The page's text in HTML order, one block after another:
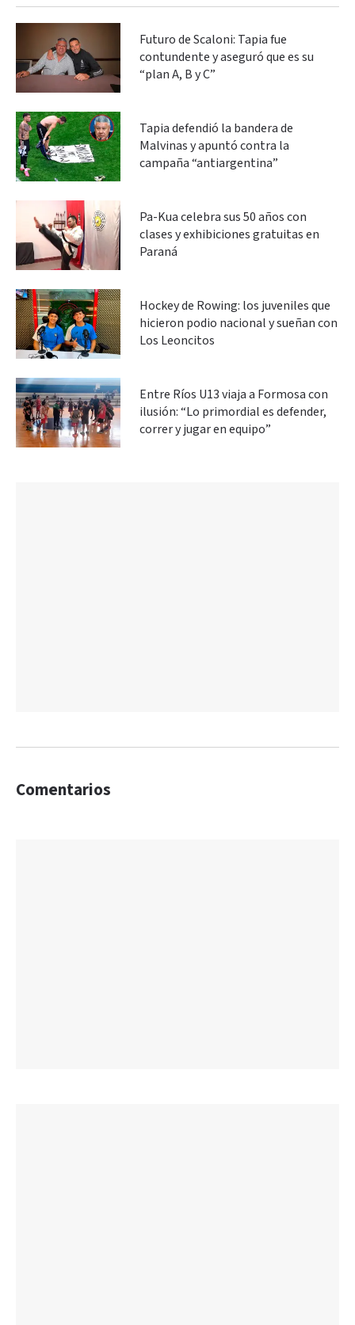
Futuro de Scaloni: Tapia fue
contundente y aseguró que es su
“plan A, B y C”
Tapia defendió la bandera de
Malvinas y apuntó contra la
campaña “antiargentina”
Pa-Kua celebra sus 50 años con
clases y exhibiciones gratuitas en
Paraná
Hockey de Rowing: los juveniles que
hicieron podio nacional y sueñan con
Los Leoncitos
Entre Ríos U13 viaja a Formosa con
ilusión: “Lo primordial es defender,
correr y jugar en equipo”
Comentarios